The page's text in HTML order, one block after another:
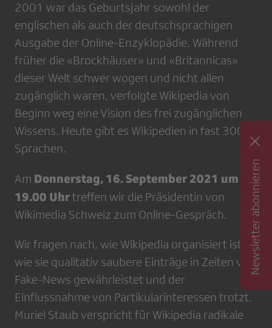
2001 war das Geburtsjahr sowohl der
englischen als auch der deutschsprachigen
Ausgabe der Online-Enzyklopädie. Während
früher die «Brockhäuser» und «Britannicas»
dieser Welt schwer wogen und nicht allen
zugänglich waren, verfolgte Wikipedia von
Beginn weg eine Vision des frei zugänglichen
Wissens. Heute gibt es Wikipedien in fast 300
Sprachen.
Am Donnerstag, 16. September 2021 um
19.00 Uhrtreffen wir die Präsidentin von
Wikimedia Schweiz zum Online-Gespräch.
Wir fragen nach, wie Wikipedia organisiert ist,
wie sie qualitativ saubere Einträge in Zeiten von
Fake-News gewährleistet und der
Einflussnahme von Partikularinteressen trotzt.
Muriel Staub verspricht für Wikipedia radikale
Newsletter abonnieren